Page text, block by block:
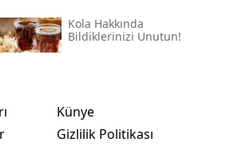
Kola Hakkında
Bildiklerinizi Unutun!
Künye
Gizlilik Politikası